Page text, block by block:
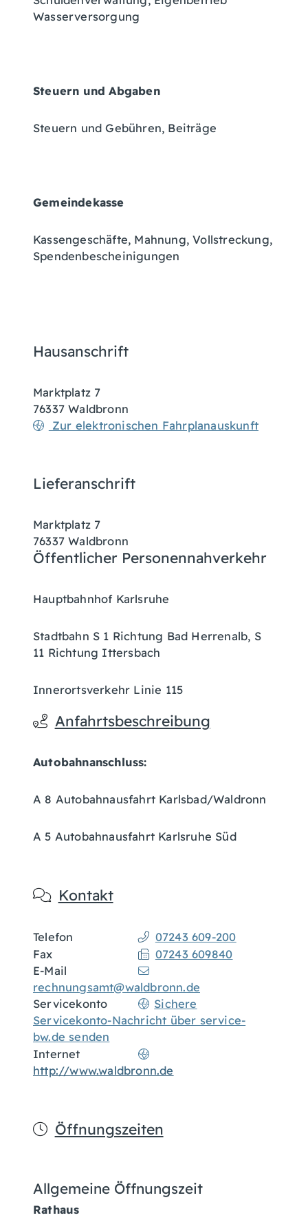
Wasserversorgung
Steuern und Abgaben
Steuern und Gebühren, Beiträge
Gemeindekasse
Kassengeschäfte, Mahnung, Vollstreckung,
Spendenbescheinigungen
Hausanschrift
Marktplatz 7
76337 Waldbronn
Zur elektronischen Fahrplanauskunft
Lieferanschrift
Marktplatz 7
76337 Waldbronn
Öffentlicher Personennahverkehr
Hauptbahnhof Karlsruhe
Stadtbahn S 1 Richtung Bad Herrenalb, S
11 Richtung Ittersbach
Innerortsverkehr Linie 115
Anfahrtsbeschreibung
Autobahnanschluss:
A 8 Autobahnausfahrt Karlsbad/Waldronn
A 5 Autobahnausfahrt Karlsruhe Süd
Kontakt
Telefon
07243 609-200
Fax
07243 609840
E-Mail
rechnungsamt@waldbronn.de
Servicekonto
Sichere
Servicekonto-Nachricht über service-
bw.de senden
Internet
http://www.waldbronn.de
Öffnungszeiten
Allgemeine Öffnungszeit
Rathaus